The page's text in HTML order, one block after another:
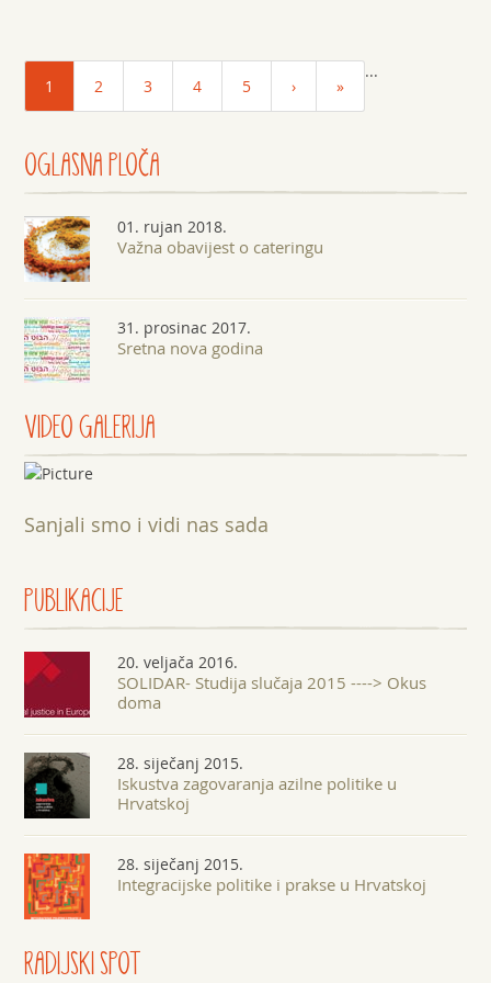
1 2 3 4 5
...
› »
OGLASNA PLOČA
01. rujan 2018.
Važna obavijest o cateringu
31. prosinac 2017.
Sretna nova godina
VIDEO GALERIJA
Sanjali smo i vidi nas sada
PUBLIKACIJE
20. veljača 2016.
SOLIDAR- Studija slučaja 2015 ----> Okus
doma
28. siječanj 2015.
Iskustva zagovaranja azilne politike u
Hrvatskoj
28. siječanj 2015.
Integracijske politike i prakse u Hrvatskoj
RADIJSKI SPOT